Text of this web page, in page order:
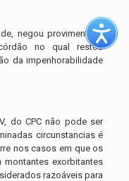
negou provimento a
no qual restou
da impenhorabilidade
do CPC não pode ser
circunstancias é
nos casos em que os
exorbitantes
razoáveis para